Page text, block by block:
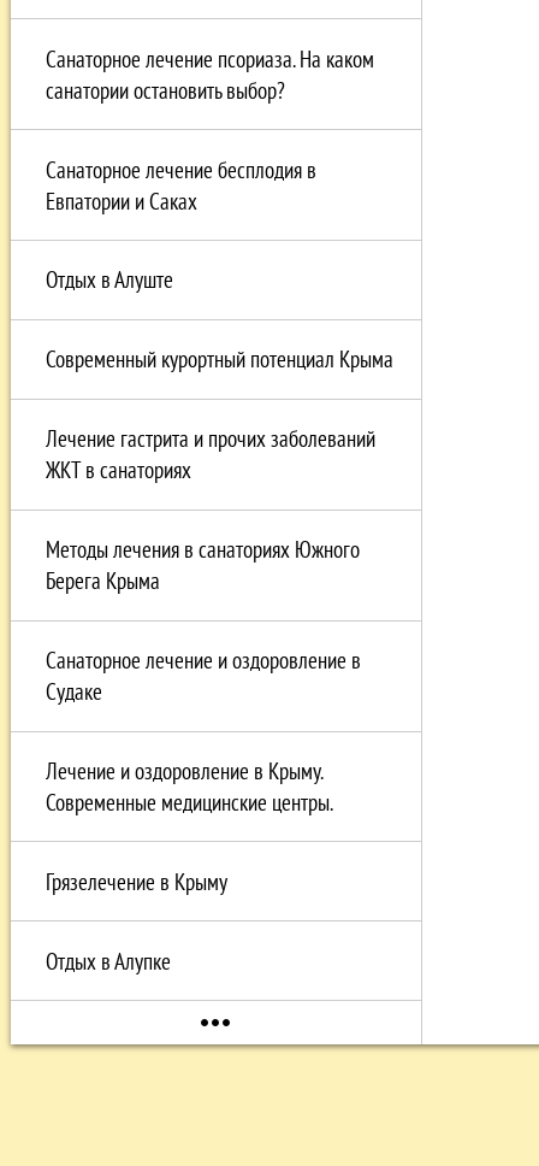
Санаторное лечение псориаза. На каком
санатории остановить выбор?
Санаторное лечение бесплодия в
Евпатории и Саках
Отдых в Алуште
Современный курортный потенциал Крыма
Лечение гастрита и прочих заболеваний
ЖКТ в санаториях
Методы лечения в санаториях Южного
Берега Крыма
Санаторное лечение и оздоровление в
Судаке
Лечение и оздоровление в Крыму.
Современные медицинские центры.
Грязелечение в Крыму
Отдых в Алупке
more_horiz